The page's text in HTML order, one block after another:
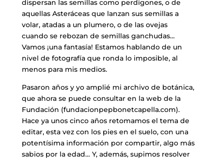
dispersan las semillas como perdigones, o de
aquellas Asteráceas que lanzan sus semillas a
volar, atadas a un plumero, o de las ovejas
cuando se rebozan de semillas ganchudas…
Vamos ¡una fantasía! Estamos hablando de un
nivel de fotografía que ronda lo imposible, al
menos para mis medios.
Pasaron años y yo amplié mi archivo de botánica,
que ahora se puede consultar en la web de la
Fundación (fundacionpepbonetcapella.com).
Hace ya unos cinco años retomamos el tema de
editar, esta vez con los pies en el suelo, con una
potentísima información por compartir, algo más
sabios por la edad… Y, además, supimos resolver